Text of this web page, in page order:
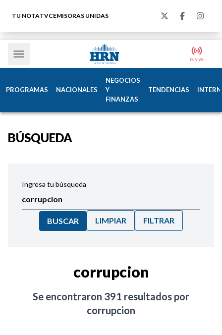
TU NOTATVCEMISORAS UNIDAS
PROGRAMAS NACIONALES
NEGOCIOS
Y
FINANZAS
TENDENCIAS
BÚSQUEDA
Ingresa tu búsqueda
BUSCAR LIMPIAR FILTRAR
corrupcion
Se encontraron 391 resultados por
corrupcion